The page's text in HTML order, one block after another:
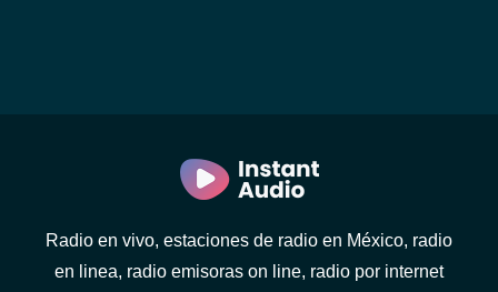
Radio en vivo, estaciones de radio en México, radio
en linea, radio emisoras on line, radio por internet